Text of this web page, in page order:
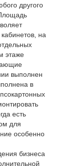
другого
на
этаже
выполнен
в
есть
для
особенно
бизнеса